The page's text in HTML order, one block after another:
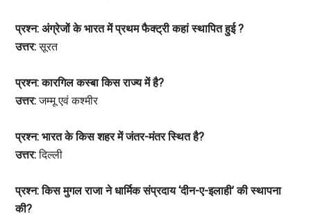
प्रश्न: अंग्रेजों के भारत में प्रथम फैक्ट्री कहां स्थापित हुई ?
उत्तर:सूरत
प्रश्न: कारगिल कस्बा किस राज्य में है?
उत्तर:जम्मू एवं कश्मीर
प्रश्न: भारत के किस शहर में जंतर-मंतर स्थित है?
उत्तर:दिल्ली
प्रश्न: किस मुगल राजा ने धार्मिक संप्रदाय ‘दीन-ए-इलाही’ की स्थापना
की?